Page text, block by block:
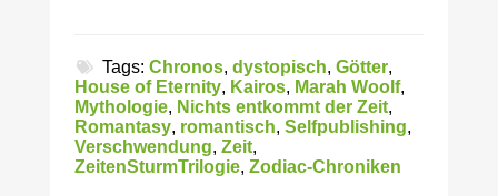
Tags:Chronos,dystopisch,Götter,
House of Eternity, Kairos, Marah Woolf,
Mythologie, Nichts entkommt der Zeit,
Romantasy, romantisch,Selfpublishing,
Verschwendung,Zeit,
ZeitenSturmTrilogie,Zodiac-Chroniken